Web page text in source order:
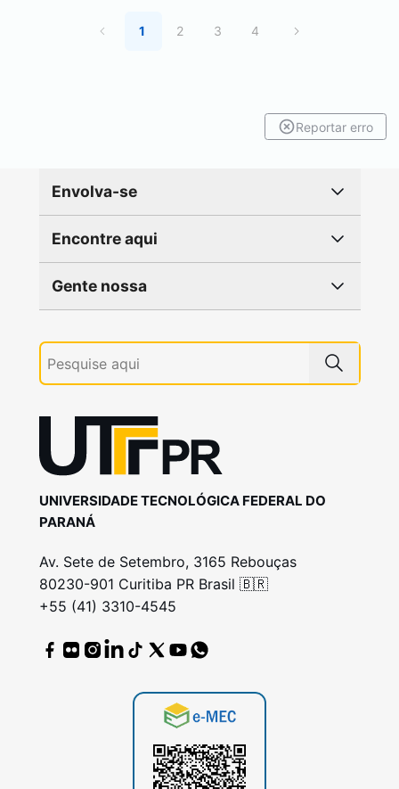
1 2 3 4
Reportar erro
Envolva-se
Encontre aqui
Gente nossa
UNIVERSIDADE TECNOLÓGICA FEDERAL DO
PARANÁ
Av. Sete de Setembro, 3165 Rebouças
80230-901 Curitiba PR Brasil 🇧🇷
+55 (41) 3310-4545